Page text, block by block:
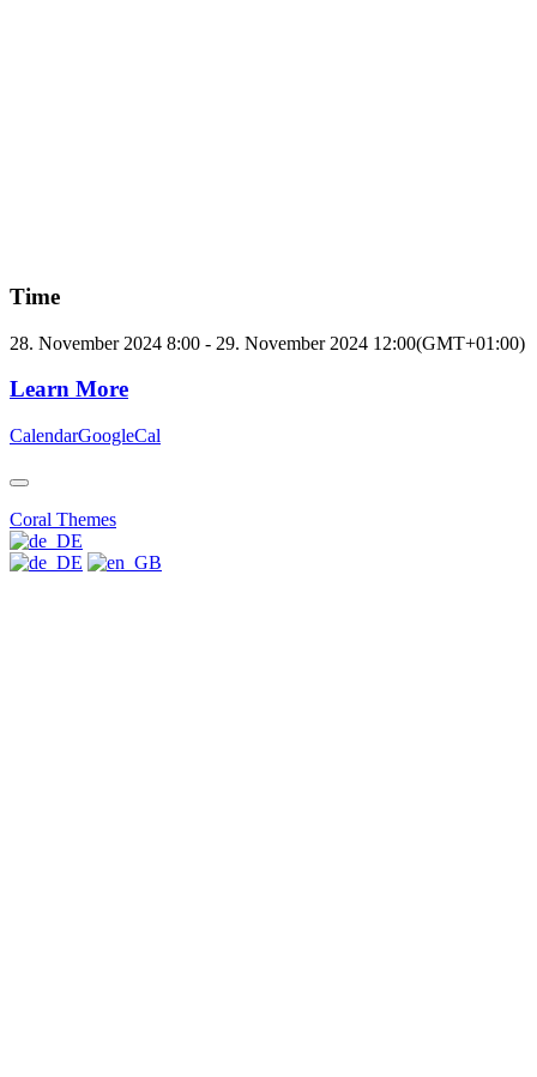
Time
28. November 2024 8:00 - 29. November 2024 12:00(GMT+01:00)
Learn More
CalendarGoogleCal
Coral Themes